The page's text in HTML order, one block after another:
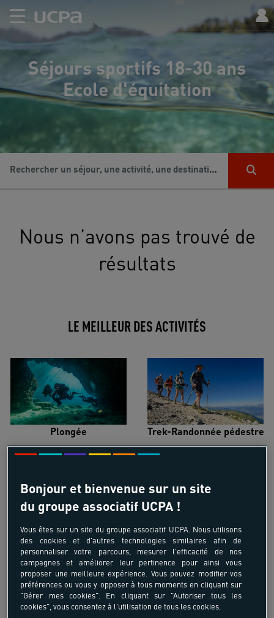
Séjours sportifs 18-30 ans
Ecole d'équitation
Rechercher un séjour, une activité, une destination...
Nous n’avons pas trouvé de
résultats
LE MEILLEUR DES ACTIVITÉS
Plongée Trek-Randonnée pédestre
Croisière voilier Alpinisme
Bonjour et bienvenue sur un site
du groupe associatif UCPA !
Vous êtes sur un site du groupe associatif UCPA. Nous utilisons
des cookies et d'autres technologies similaires afin de
personnaliser votre parcours, mesurer l'efficacité de nos
campagnes et améliorer leur pertinence pour ainsi vous
proposer une meilleure expérience. Vous pouvez modifier vos
préférences ou vous y opposer à tous moments en cliquant sur
"Gérer mes cookies". En cliquant sur "Autoriser tous les
cookies", vous consentez à l'utilisation de tous les cookies.